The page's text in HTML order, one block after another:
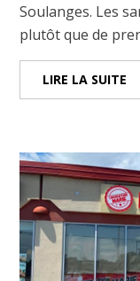
Soulanges. Les
plutôt que de
LIRE LA SUITE